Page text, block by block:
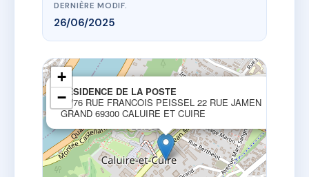
DERNIÈRE MODIF.
26/06/2025
RESIDENCE DE LA POSTE
72/76 RUE FRANCOIS PEISSEL 22 RUE JAMEN
GRAND 69300 CALUIRE ET CUIRE
+
−